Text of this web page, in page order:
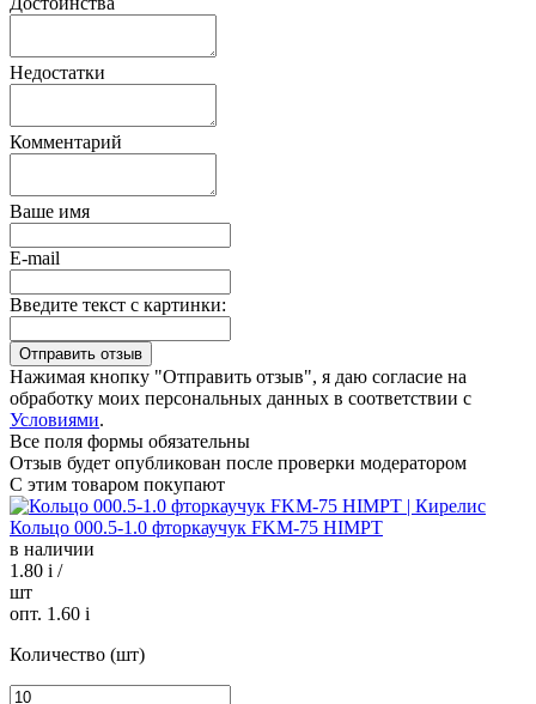
Недостатки
Комментарий
Ваше имя
E-mail
Введите текст с картинки:
Нажимая кнопку "Отправить отзыв", я даю согласие на
обработку моих персональных данных в соответствии с
Условиями.
Все поля формы обязательны
Отзыв будет опубликован после проверки модератором
С этим товаром покупают
Кольцо 000.5-1.0 фторкаучук FKM-75 HIMPT
в наличии
1.80 i /
шт
опт. 1.60 i
Количество (шт)